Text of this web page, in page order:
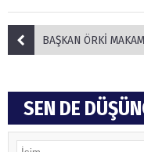
BAŞKAN ÖRKİ MAKAMI, ÇOCUK
SEN DE